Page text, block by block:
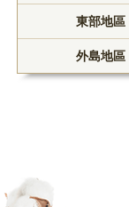
東部地區
外島地區